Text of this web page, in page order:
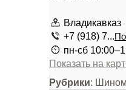
Владикавказ
+7 (918) 7...
пн-сб
Показать на
Рубрики: